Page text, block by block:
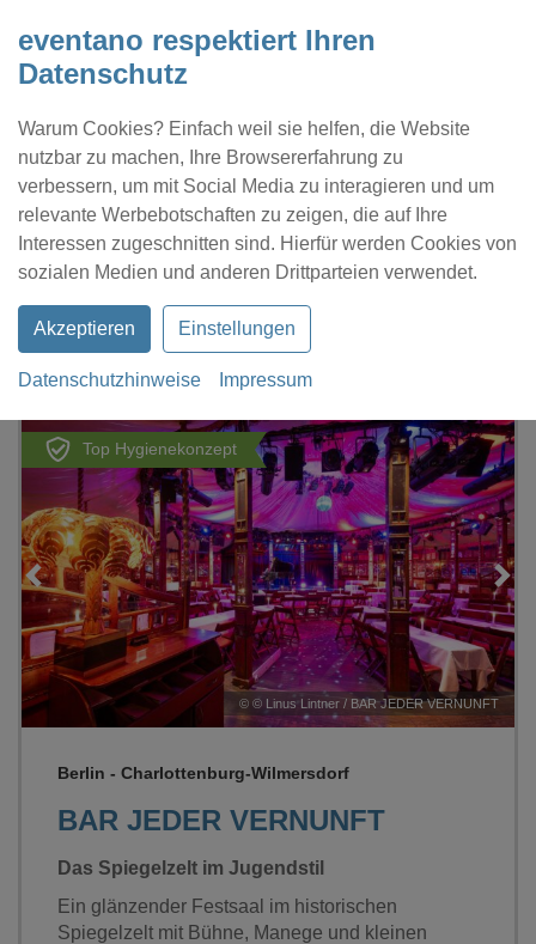
eventano respektiert Ihren
Datenschutz
Warum Cookies? Einfach weil sie helfen, die Website
nutzbar zu machen, Ihre Browsererfahrung zu
verbessern, um mit Social Media zu interagieren und um
relevante Werbebotschaften zu zeigen, die auf Ihre
Interessen zugeschnitten sind. Hierfür werden Cookies von
sozialen Medien und anderen Drittparteien verwendet.
Akzeptieren Einstellungen
Datenschutzhinweise Impressum
Kontakt Location eintragen Profil
BAR JEDER VERNUNFT
Top Hygienekonzept
© © Linus Lintner / BAR JEDER VERNUNFT
Loading...
BAR JEDER VERNUNFT
Berlin - Charlottenburg-Wilmersdorf
Das Spiegelzelt im Jugendstil
Ein glänzender Festsaal im historischen
Spiegelzelt mit Bühne, Manege und kleinen